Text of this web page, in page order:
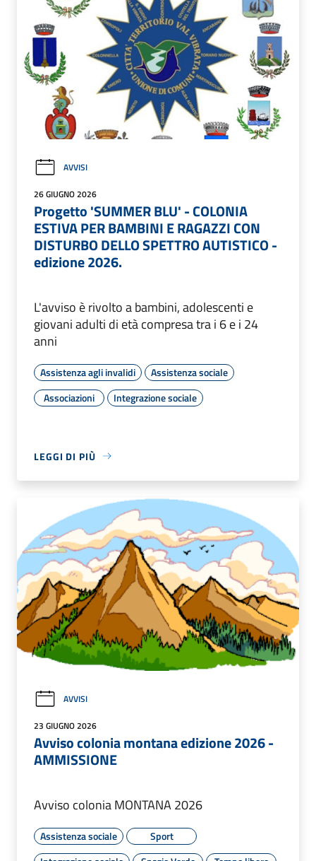
AVVISI
26 GIUGNO 2026
Progetto 'SUMMER BLU' - COLONIA
ESTIVA PER BAMBINI E RAGAZZI CON
DISTURBO DELLO SPETTRO AUTISTICO -
edizione 2026.
L'avviso è rivolto a bambini, adolescenti e
giovani adulti di età compresa tra i 6 e i 24
anni
Assistenza agli invalidi
Assistenza sociale
Associazioni
Integrazione sociale
LEGGI DI PIÙ
AVVISI
23 GIUGNO 2026
Avviso colonia montana edizione 2026 -
AMMISSIONE
Avviso colonia MONTANA 2026
Assistenza sociale
Sport